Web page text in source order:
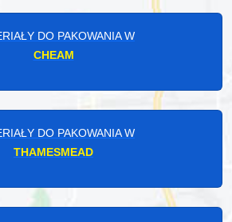
DO PAKOWANIA W
CHEAM
DO PAKOWANIA W
THAMESMEAD